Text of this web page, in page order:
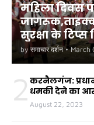
महिला दिवस
सुरक्षा के टिप्स
by समाचार दर्शन • March
2 करनैलगंज:
धमकी देने का
August 22, 2023